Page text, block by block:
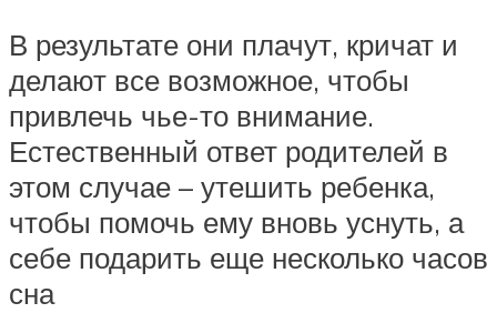
В результате они плачут, кричат ​​и
делают все возможное, чтобы
привлечь чье-то внимание.
Естественный ответ родителей в
этом случае – утешить ребенка,
чтобы помочь ему вновь уснуть, а
себе подарить еще несколько часов
сна